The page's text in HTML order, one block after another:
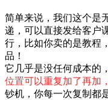
简单来说，我们这个是
递，可以直接发给客户
行，比如你卖的是教程
品！
它几乎是没任何成本的，
位置可以重复加了再加
钞机，你每一次复制都